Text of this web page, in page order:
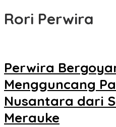
Rori Perwira
Perwira
Mengguncang
Nusantara dari
Merauke